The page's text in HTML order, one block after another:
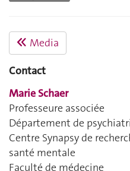
Media
Contact
Marie Schaer
Professeure associée
Département de
Centre Synapsy de
santé mentale
Faculté de médecine